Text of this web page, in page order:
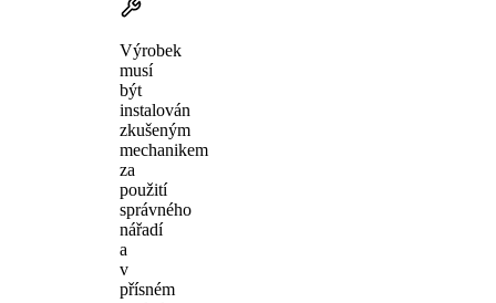
Výrobek
musí
být
instalován
zkušeným
mechanikem
za
použití
správného
nářadí
a
v
přísném